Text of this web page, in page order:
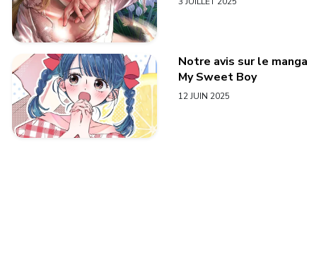
Notre avis sur le manga
My Sweet Boy
12 JUIN 2025